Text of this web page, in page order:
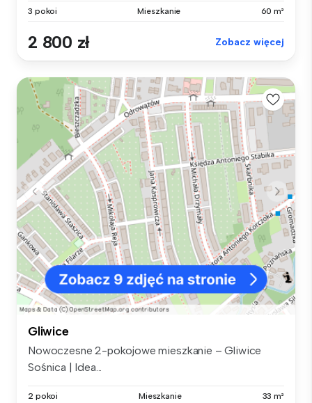
3 pokoi Mieszkanie 60 m²
2 800 zł Zobacz więcej
Gliwice
Nowoczesne 2-pokojowe mieszkanie – Gliwice
Sośnica | Idea...
2 pokoi Mieszkanie 33 m²